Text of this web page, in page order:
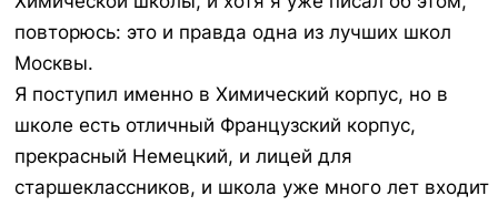
повторюсь: это и правда одна из лучших школ
Москвы.
Я поступил именно в Химический корпус, но в
школе есть отличный Французский корпус,
прекрасный Немецкий, и лицей для
старшеклассников, и школа уже много лет входит